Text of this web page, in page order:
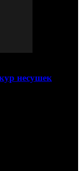
несушек